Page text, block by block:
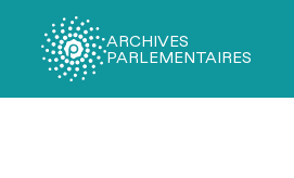
ARCHIVES
PARLEMENTAIRES